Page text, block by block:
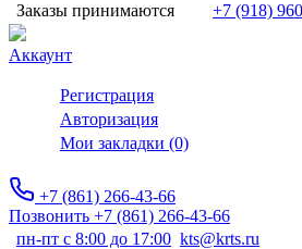
Заказы принимаются
+7 (918)
Аккаунт
Регистрация
Авторизация
Мои закладки (0)
+7 (861) 266-43-66
Позвонить +7 (861) 266-43-66
пн-пт с 8:00 до 17:00 kts@krts.ru